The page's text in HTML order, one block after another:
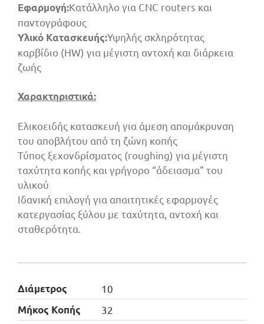
Εφαρμογή:Κατάλληλο για CNC routers και
παντογράφους
Υλικό Κατασκευής:Υψηλής σκληρότητας
καρβίδιο (HW) για μέγιστη αντοχή και διάρκεια
ζωής
Χαρακτηριστικά:
Ελικοειδής κατασκευή για άμεση απομάκρυνση
του αποβλήτου από τη ζώνη κοπής
Τύπος ξεχονδρίσματος (roughing) για μέγιστη
ταχύτητα κοπής και γρήγορο “άδειασμα” του
υλικού
Ιδανική επιλογή για απαιτητικές εφαρμογές
κατεργασίας ξύλου με ταχύτητα, αντοχή και
σταθερότητα.
Διάμετρος
10
Μήκος Κοπής
32